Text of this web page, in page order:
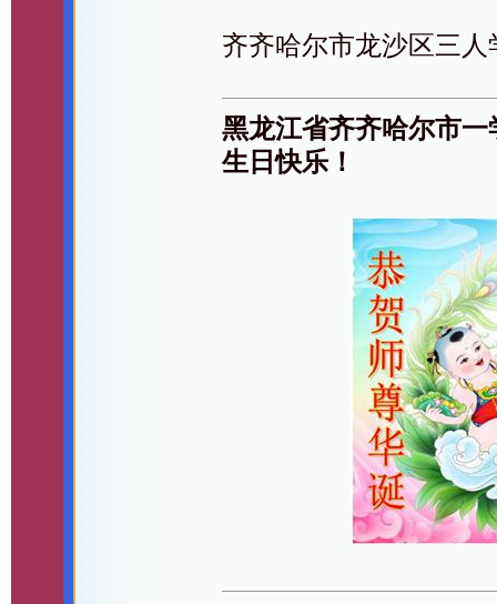
齐齐哈尔市龙沙区三
黑龙江省齐齐哈尔市
生日快乐！